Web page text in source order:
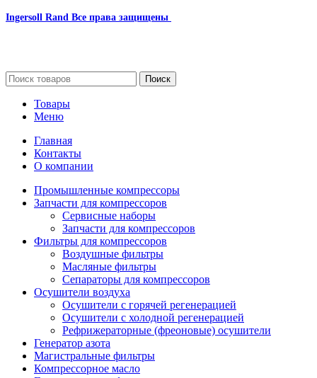
Ingersoll Rand Все права защищены
Поиск
Товары
Меню
Главная
Контакты
О компании
Промышленные компрессоры
Запчасти для компрессоров
Сервисные наборы
Запчасти для компрессоров
Фильтры для компрессоров
Воздушные фильтры
Масляные фильтры
Сепараторы для компрессоров
Осушители воздуха
Осушители с горячей регенерацией
Осушители с холодной регенерацией
Рефрижераторные (фреоновые) осушители
Генератор азота
Магистральные фильтры
Компрессорное масло